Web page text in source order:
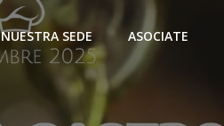
NUESTRA SEDE ASOCIATE